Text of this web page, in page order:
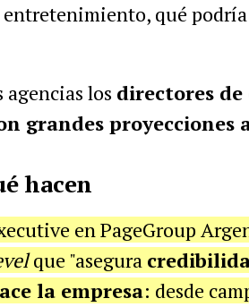
qué podría
agencias los directores
grandes proyecciones
hacen
en PageGroup
que "asegura
la empresa: desde